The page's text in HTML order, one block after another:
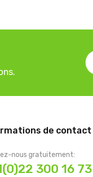
de contact
nous gratuitement:
300 16 73